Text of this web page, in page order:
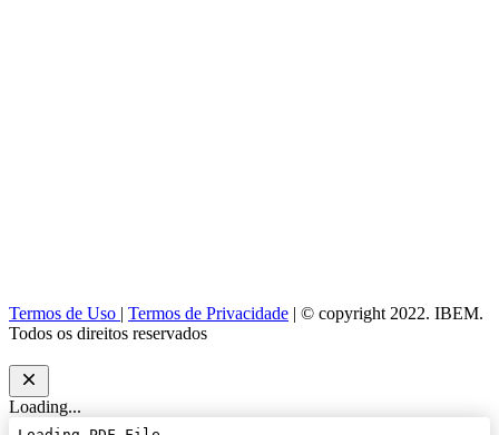
Termos de Uso | Termos de Privacidade | © copyright 2022. IBEM.
Todos os direitos reservados
Loading...